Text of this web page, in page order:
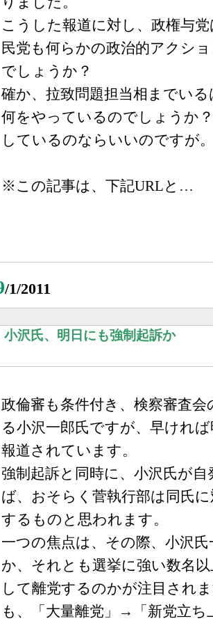
こうした報道に対し、政権与
民党も何らかの政治的アクシ
でしょうか？
確か、拉致問題担当相までい
何をやっているのでしょうか
しているのならいいのですが
※この記事は、下記URLと…
/1/2011
小沢氏、明日にも強制起訴か
政倫審も条件付き、検察審査
る小沢一郎氏ですが、早けれ
報道されています。
強制起訴と同時に、小沢氏が
ば、おそらく菅執行部は同氏
するものと思われます。
一つの焦点は、その際、小沢
か、それとも選挙に強い数名
して離党するのかが注目され
も、「大量離党」→「新党立